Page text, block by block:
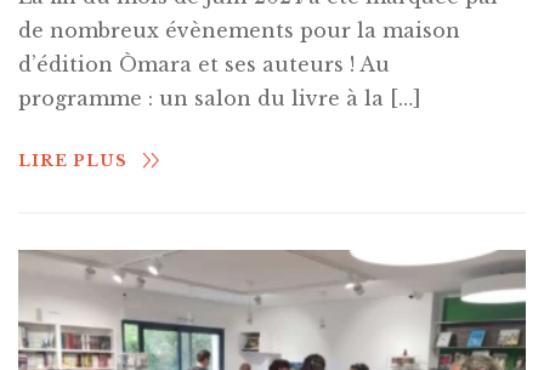
de nombreux évènements pour la maison
d’édition Òmara et ses auteurs ! Au
programme : un salon du livre à la […]
LIRE PLUS